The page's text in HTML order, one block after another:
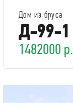
Дом из бруса
Д-99-1
1482000 р.